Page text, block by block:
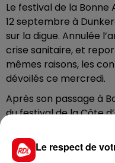
Le festival de la Bonne
12 septembre à
sur la digue. Annulée
crise sanitaire, et
mêmes raisons, les
dévoilés ce mercredi.
Après son passage à
du festival de la Côte
accueillera Vianney le
sera obligatoire pour
ans.
Le respect de